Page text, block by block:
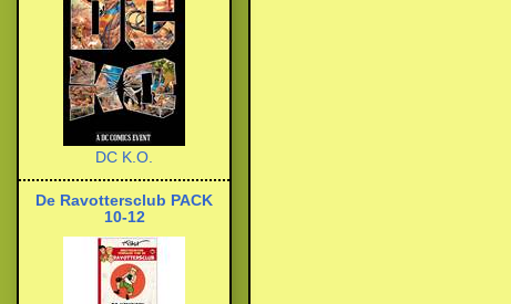
DC K.O.
De Ravottersclub PACK
10-12